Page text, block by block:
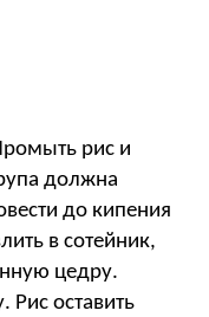
рис и
должна
до кипения
в сотейник,
цедру.
Рис оставить